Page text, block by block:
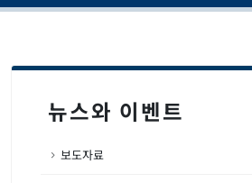
뉴스와 이벤트
보도자료